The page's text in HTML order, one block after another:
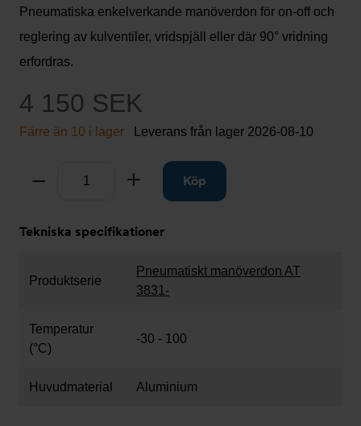
Pneumatiska enkelverkande manöverdon för on-off och
reglering av kulventiler, vridspjäll eller där 90° vridning
erfordras.
4 150 SEK
Färre än 10 i lager Leverans från lager 2026-08-10
Ta bort Lägg tillKöp
Tekniska specifikationer
Produktserie
Pneumatiskt manöverdon AT
3831-
Temperatur
(°C)
-30 - 100
Huvudmaterial Aluminium